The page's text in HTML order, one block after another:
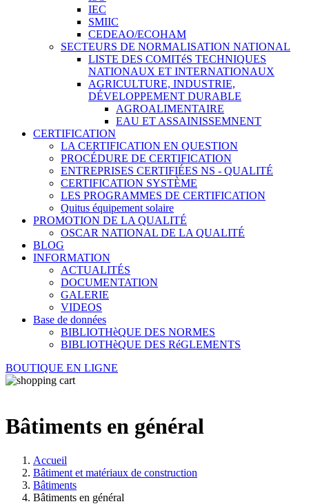
IEC
SMIIC
CEDEAO/ECOHAM
SECTEURS DE NORMALISATION NATIONAL
LISTE DES COMITéS TECHNIQUES
NATIONAUX ET INTERNATIONAUX
AGRICULTURE, INDUSTRIE,
DÉVELOPPEMENT DURABLE
AGROALIMENTAIRE
EAU ET ASSAINISSEMNENT
CERTIFICATION
LA CERTIFICATION EN QUESTION
PROCÉDURE DE CERTIFICATION
ENTREPRISES CERTIFIÉES NS - QUALITÉ
CERTIFICATION SYSTÈME
LES PROGRAMMES DE CERTIFICATION
Quitus équipement solaire
PROMOTION DE LA QUALITÉ
OSCAR NATIONAL DE LA QUALITÉ
BLOG
INFORMATION
ACTUALITÉS
DOCUMENTATION
GALERIE
VIDEOS
Base de données
BIBLIOTHèQUE DES NORMES
BIBLIOTHèQUE DES RéGLEMENTS
BOUTIQUE EN LIGNE
Bâtiments en général
Accueil
Bâtiment et matériaux de construction
Bâtiments
Bâtiments en général